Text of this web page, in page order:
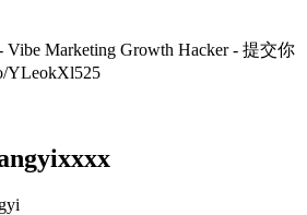
Marketing Growth Hacker - 提交你
YLeokXl525